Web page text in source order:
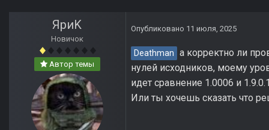
ЯриK
Новичок
Автор темы
Опубликовано 11 июля, 2025
Deathman а корректно ли
нулей исходников, моему
идет сравнение 1.0006 и
Или ты хочешь сказать что